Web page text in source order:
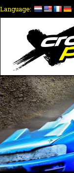
Language: